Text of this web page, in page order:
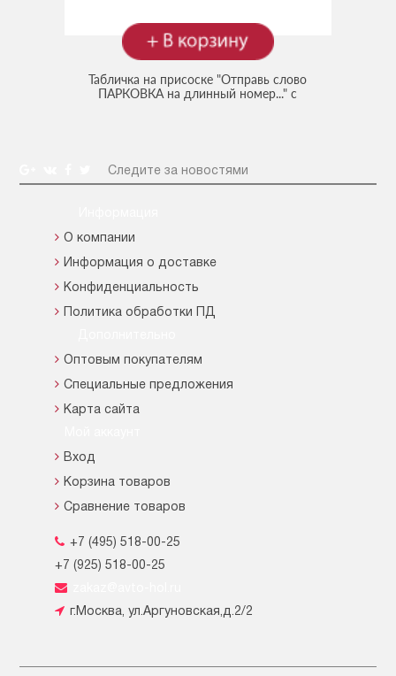
Табличка на присоске "Отправь слово
ПАРКОВКА на длинный номер..." с
Следите за новостями
О компании
Информация о доставке
Конфиденциальность
Политика обработки ПД
Оптовым покупателям
Специальные предложения
Карта сайта
Вход
Корзина товаров
Сравнение товаров
+7 (495) 518-00-25
+7 (925) 518-00-25
г.Москва, ул.Аргуновская,д.2/2